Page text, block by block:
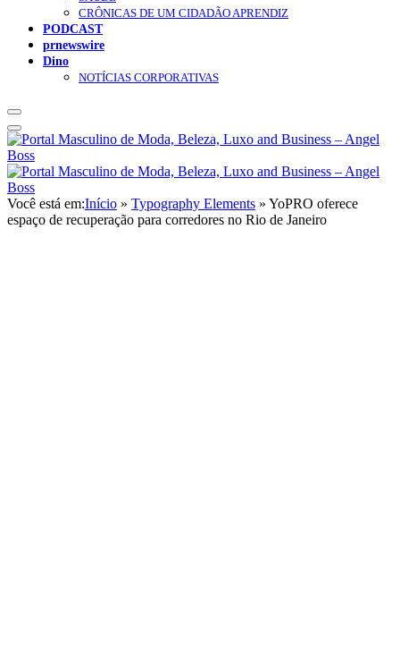
CRÔNICAS DE UM CIDADÃO APRENDIZ
PODCAST
prnewswire
Dino
NOTÍCIAS CORPORATIVAS
Você está em:Início » Typography Elements » YoPRO oferece
espaço de recuperação para corredores no Rio de Janeiro